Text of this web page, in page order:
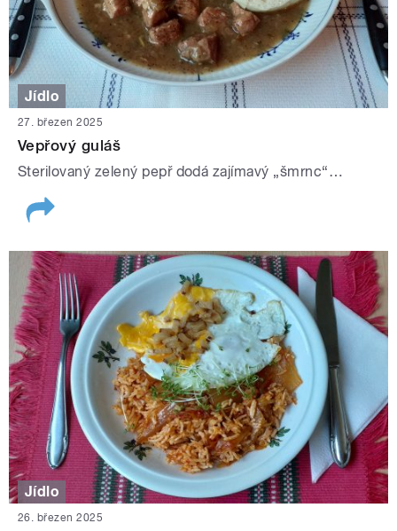
Jídlo
27. březen 2025
Vepřový guláš
Sterilovaný zelený pepř dodá zajímavý „šmrnc“…
Jídlo
26. březen 2025